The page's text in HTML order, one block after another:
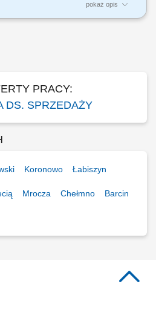
pokaż opis
osoby nastawionej na realizację celów
PRACY:
DS. SPRZEDAŻY
Koronowo Łabiszyn
Mrocza Chełmno Barcin